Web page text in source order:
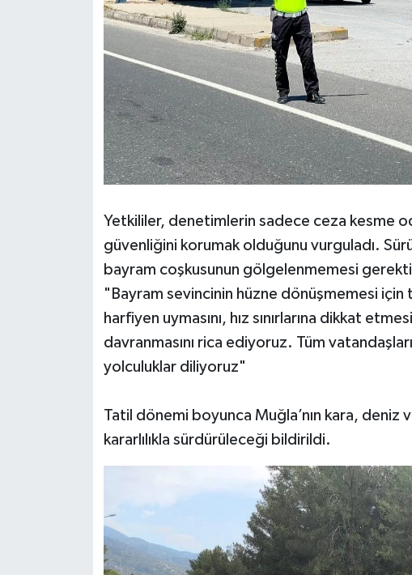
Yetkililer, denetimlerin sadece ceza kesme
güvenliğini korumak olduğunu vurguladı.
bayram coşkusunun gölgelenmemesi
"Bayram sevincinin hüzne dönüşmemesi için
harfiyen uymasını, hız sınırlarına dikkat
davranmasını rica ediyoruz. Tüm
yolculuklar diliyoruz"
Tatil dönemi boyunca Muğla’nın kara,
kararlılıkla sürdürüleceği bildirildi.